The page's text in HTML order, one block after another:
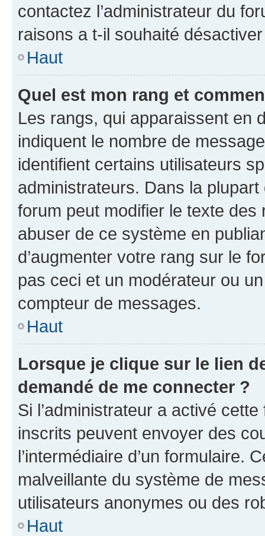
contactez l’administrateur du
raisons a t-il souhaité
Haut
Quel est mon rang et
Les rangs, qui apparaissent en
indiquent le nombre de
identifient certains utilisateurs
administrateurs. Dans la
forum peut modifier le texte
abuser de ce système en
d’augmenter votre rang sur le
pas ceci et un modérateur ou
compteur de messages.
Haut
Lorsque je clique sur le lien
demandé de me connecter ?
Si l’administrateur a activé
inscrits peuvent envoyer des
l’intermédiaire d’un formulaire.
malveillante du système de
utilisateurs anonymes ou des
Haut